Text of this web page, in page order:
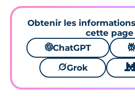
Obtenir les
cette page
🌌ChatGPT ⚙
🪐Grok 🐱